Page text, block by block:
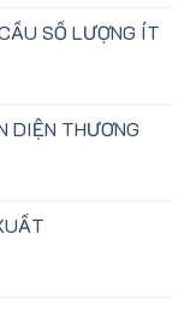
SỐ LƯỢNG ÍT
DIỆN THƯƠNG